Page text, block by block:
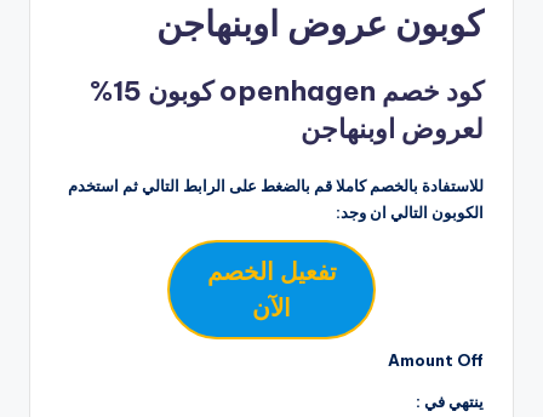
كوبون عروض اوبنهاجن
كود خصم openhagen كوبون 15%
لعروض اوبنهاجن
للاستفادة بالخصم كاملا قم بالضغط على الرابط التالي ثم استخدم
الكوبون التالي ان وجد:
تفعيل الخصم
الآن
Amount Off
ينتهي في :